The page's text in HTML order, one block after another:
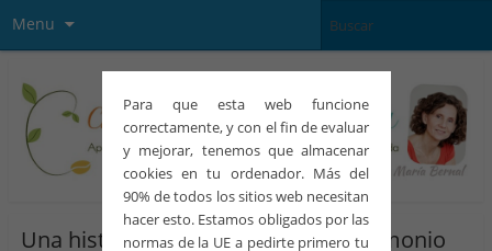
Para que esta web funcione
correctamente, y con el fin de evaluar
y mejorar, tenemos que almacenar
cookies en tu ordenador. Más del
90% de todos los sitios web necesitan
hacer esto. Estamos obligados por las
normas de la UE a pedirte primero tu
Menu
Una historia de infertilidad – El testimonio